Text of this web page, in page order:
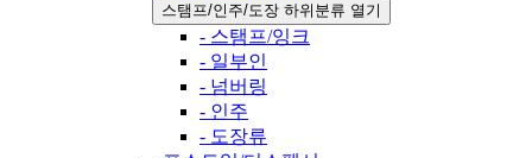
스탬프/인주/도장 하위분류 열기
- 스탬프/잉크
- 일부인
- 넘버링
- 인주
- 도장류